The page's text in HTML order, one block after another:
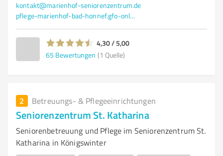
kontakt@marienhof-seniorenzentrum.de
pflege-marienhof-bad-honnef.gfo-online.de/
4,30 / 5,00
65 Bewertungen (1 Quelle)
2 Betreuungs- & Pflegeeinrichtungen
Seniorenzentrum St. Katharina
Seniorenbetreuung und Pflege im Seniorenzentrum St.
Katharina in Königswinter